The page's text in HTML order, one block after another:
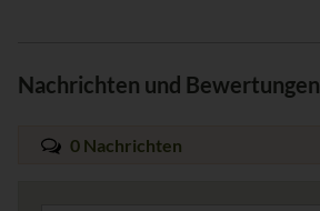
Nachrichten und Bewertungen
0 Nachrichten